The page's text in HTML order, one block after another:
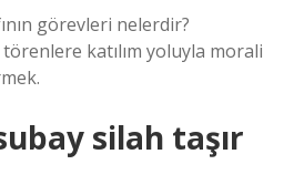
görevleri nelerdir?
katılım yoluyla morali
silah taşır